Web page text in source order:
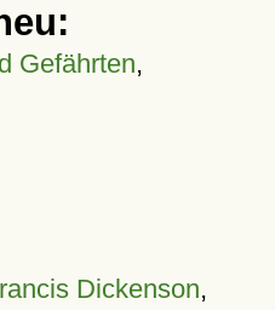
Gefährten,
Dickenson,